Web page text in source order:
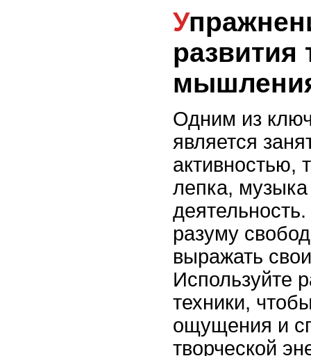
Упражнения и техники для
развития
Одним из
является
активностью,
лепка,
разуму
выражать
Используйте
техники,
ощущения и
творческой